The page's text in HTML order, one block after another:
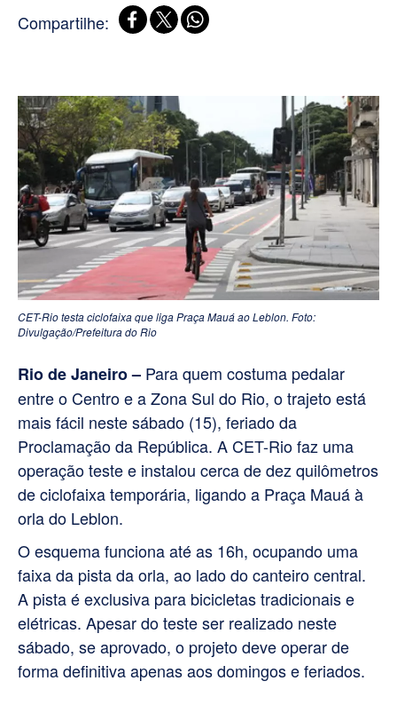
Compartilhe:
CET-Rio testa ciclofaixa que liga Praça Mauá ao Leblon. Foto:
Divulgação/Prefeitura do Rio
Rio de Janeiro – Para quem costuma pedalar
entre o Centro e a Zona Sul do Rio, o trajeto está
mais fácil neste sábado (15), feriado da
Proclamação da República. A CET-Rio faz uma
operação teste e instalou cerca de dez quilômetros
de ciclofaixa temporária, ligando a Praça Mauá à
orla do Leblon.
O esquema funciona até as 16h, ocupando uma
faixa da pista da orla, ao lado do canteiro central.
A pista é exclusiva para bicicletas tradicionais e
elétricas. Apesar do teste ser realizado neste
sábado, se aprovado, o projeto deve operar de
forma definitiva apenas aos domingos e feriados.